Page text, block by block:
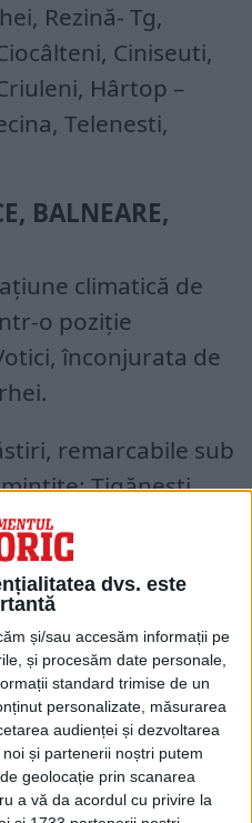
dvs. este
și/sau accesăm informații pe
și procesăm date personale,
standard trimise de un
personalizate, măsurarea
audienței și dezvoltarea
și partenerii noștri putem
geolocație prin scanarea
a vă da acordul cu privire la
Rezină- Tg,
Ciniseuti,
Hârtop –
Telenesti,
BALNEARE,
climatică de
o poziție
înconjurata de
remarcabile sub
Țigănești,
Iar că
Culă și
de sate,
viață populară a